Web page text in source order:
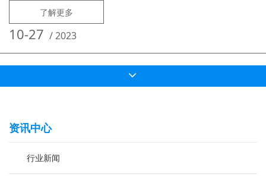
业总部基地、数字经济产业集聚区、数字经济新零售电商基地、产教融合
科研成果转换器等多个板块为一体的国家重点项目。项目建设的电子商务
实训室选择集智（ADS）桌面云管理系统作为集中控制平台，并实现教学
广播及演示等电
了解更多
10-27 /2023
资讯中心
行业新闻